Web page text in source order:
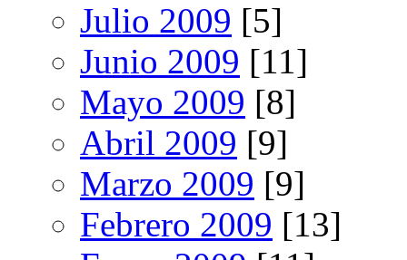
Julio 2009 [5]
Junio 2009 [11]
Mayo 2009 [8]
Abril 2009 [9]
Marzo 2009 [9]
Febrero 2009 [13]